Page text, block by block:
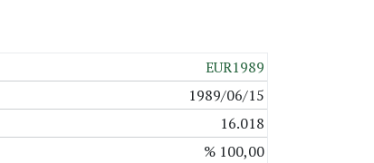
EUR1989
1989/06/15
16.018
% 100,00